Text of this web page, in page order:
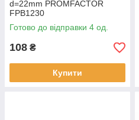
d=22mm PROMFACTOR
FPB1230
Готово до відправки 4 од.
108 ₴
Купити